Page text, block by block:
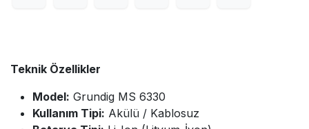
Teknik Özellikler
Model: Grundig MS 6330
Kullanım Tipi: Akülü / Kablosuz